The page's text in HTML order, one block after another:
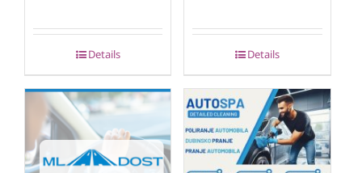
Details Details